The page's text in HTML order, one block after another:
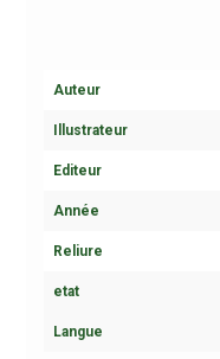
Auteur
Illustrateur
Editeur
Année
Reliure
etat
Langue